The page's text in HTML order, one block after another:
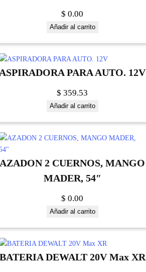
$ 0.00
Añadir al carrito
PARA AUTO. 12V
$ 359.53
Añadir al carrito
AZADON 2 CUERNOS, MANGO
MADER, 54″
$ 0.00
Añadir al carrito
DEWALT 20V Max XR